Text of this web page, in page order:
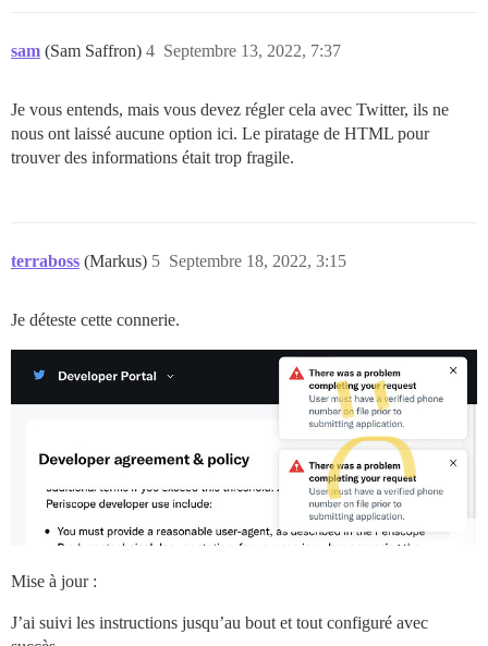
sam (Sam Saffron) Septembre 13, 2022, 7:37
4
Je vous entends, mais vous devez régler cela avec Twitter, ils ne
nous ont laissé aucune option ici. Le piratage de HTML pour
trouver des informations était trop fragile.
terraboss (Markus) Septembre 18, 2022, 3:15
5
Je déteste cette connerie.
Mise à jour :
J’ai suivi les instructions jusqu’au bout et tout configuré avec